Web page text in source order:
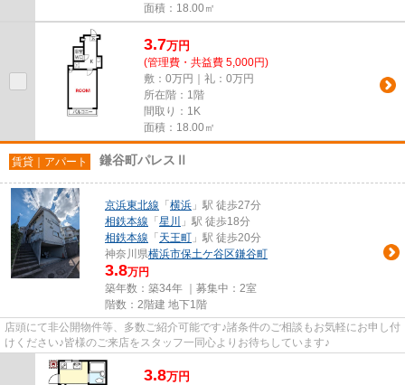
面積：18.00㎡
3.7万円
(管理費・共益費 5,000円)
敷：0万円｜礼：0万円
所在階：1階
間取り：1K
面積：18.00㎡
賃貸｜アパート 鎌谷町パレスⅡ
京浜東北線 「 横浜 」駅 徒歩27分
相鉄本線 「 星川
」駅 徒歩18分
相鉄本線 「 天王町 」駅 徒歩20分
神奈川県横浜市保土ケ谷区鎌谷町
3.8万円
築年数：築34年 ｜募集中： 2室
階数：2階建 地下1階
店頭にて非公開物件等、多数ご紹介可能です♪諸条件のご相談もお気軽にお申し付
けください♪皆様のご来店をスタッフ一同心よりお待ちしています♪
3.8万円